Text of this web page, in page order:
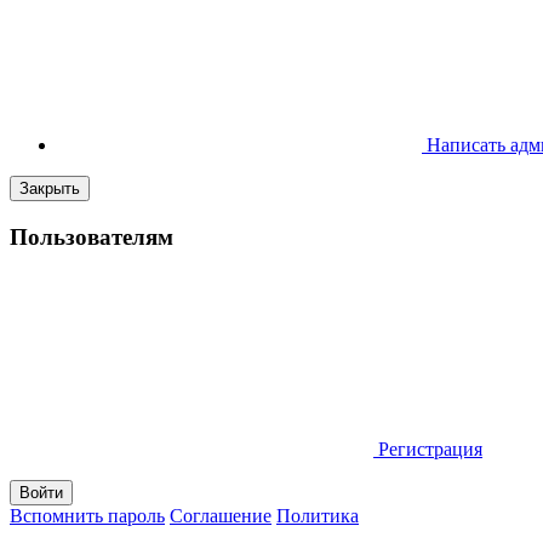
Написать
Закрыть
Пользователям
Регистрация
Вспомнить пароль Соглашение Политика